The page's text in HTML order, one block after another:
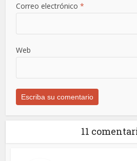
Correo electrónico*
Web
11